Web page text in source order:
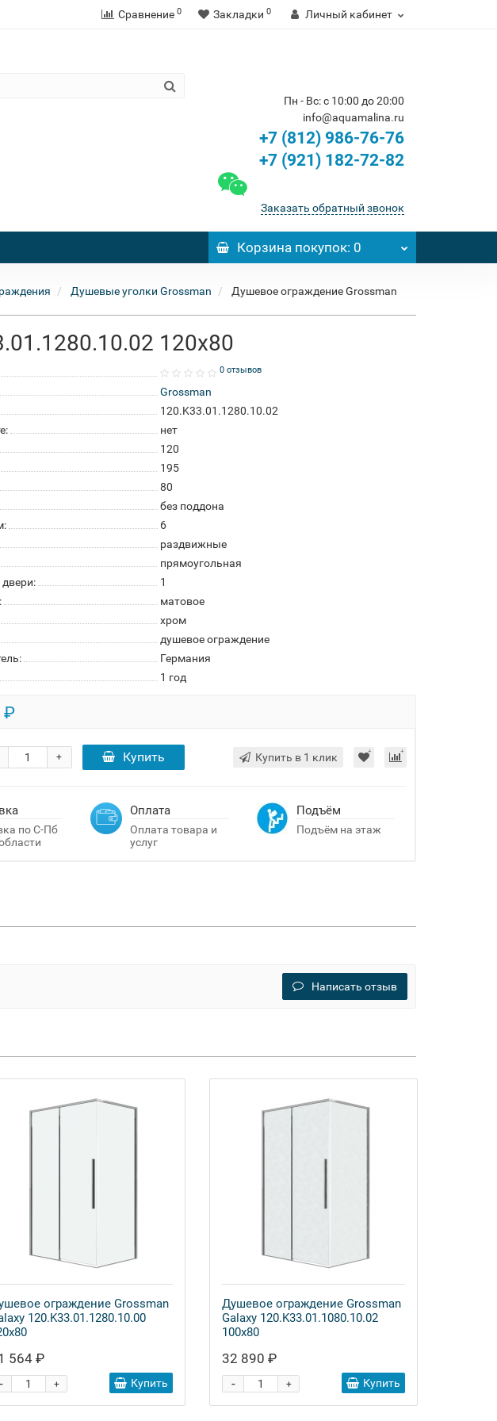
Сравнение 0 Закладки 0 Личный кабинет
Пн - Вс: с 10:00 до 20:00
info@aquamalina.ru
+7 (812) 986-76-76
+7 (921) 182-72-82
Заказать обратный звонок
Корзинапокупок: 0
Душевые уголки Grossman
Душевое ограждение Grossman
120x80
0 отзывов
Grossman
120.K33.01.1280.10.02
нет
120
195
80
без поддона
6
раздвижные
прямоугольная
1
матовое
хром
душевое ограждение
Германия
1 год
₽
+ Купить Купить в 1 клик
по С-Пб
Оплата
Оплата товара и
услуг
Подъём
Подъём на этаж
Написать отзыв
ограждение Grossman
120.K33.01.1280.10.00
564 ₽
+
- Купить
Душевое ограждение Grossman
Galaxy 120.K33.01.1080.10.02
100x80
32 890 ₽
+
- Купить